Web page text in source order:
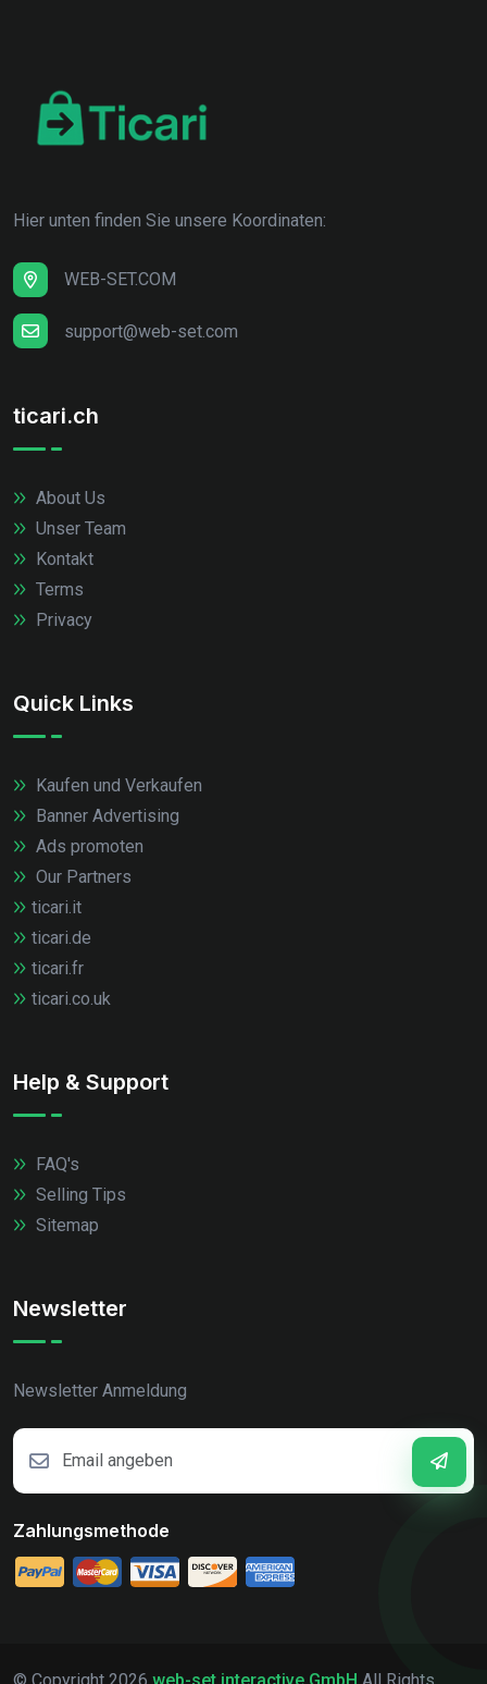
Hier unten finden Sie unsere Koordinaten:
WEB-SET.COM
support@web-set.com
ticari.ch
About Us
Unser Team
Kontakt
Terms
Privacy
Quick Links
Kaufen und Verkaufen
Banner Advertising
Ads promoten
Our Partners
ticari.it
ticari.de
ticari.fr
ticari.co.uk
Help & Support
FAQ's
Selling Tips
Sitemap
Newsletter
Newsletter Anmeldung
Zahlungsmethode